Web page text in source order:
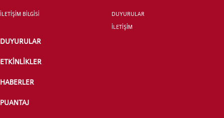
İLETİŞİM BİLGİSİ
DUYURULAR
İLETİŞİM
DUYURULAR
ETKİNLİKLER
HABERLER
PUANTAJ